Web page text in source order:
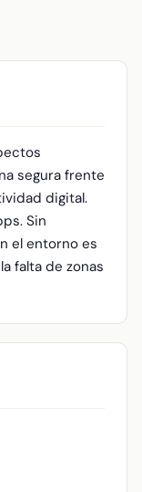
segura frente
digital.
Sin
el entorno es
falta de zonas